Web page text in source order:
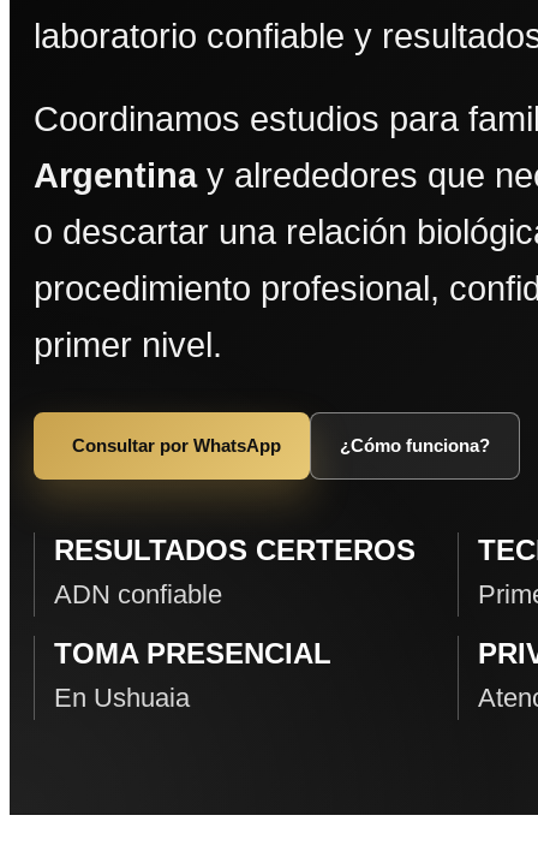
laboratorio confiable y
Coordinamos estudios para
Argentinay alrededores que
o descartar una relación
procedimiento profesional,
primer nivel.
Consultar por WhatsApp ¿Cómo funciona?
RESULTADOS CERTEROS
ADN confiable
TOMA PRESENCIAL
En Ushuaia